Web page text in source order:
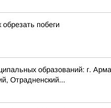
побеги
образований: г.
Отрадненский...